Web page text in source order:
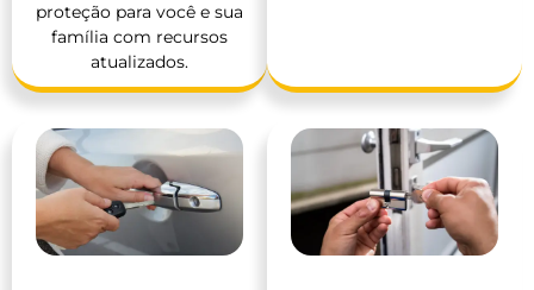
proteção para você e sua
família com recursos
atualizados.